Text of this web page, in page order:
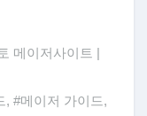
메이저사이트 |
, #메이저 가이드,